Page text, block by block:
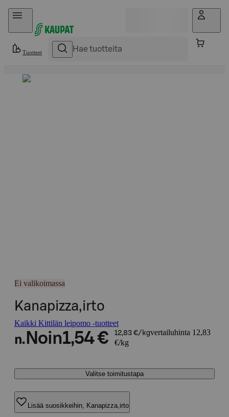
Hyppää sisältöön
Tuotteet
Ei valikoimassa
Kanapizza,irto
Kaikki Kittilän leipomo -tuotteet
n. Noin1,54 € 12,83 €/kgvertailuhinta 12,83
€/kg
Valitse toimitustapa
Lisää suosikkeihin, Kanapizza,irto